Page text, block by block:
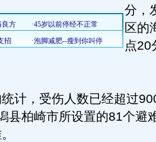
分，
区的
点20
，受伤人数已经超过
县柏崎市所设置的81个避